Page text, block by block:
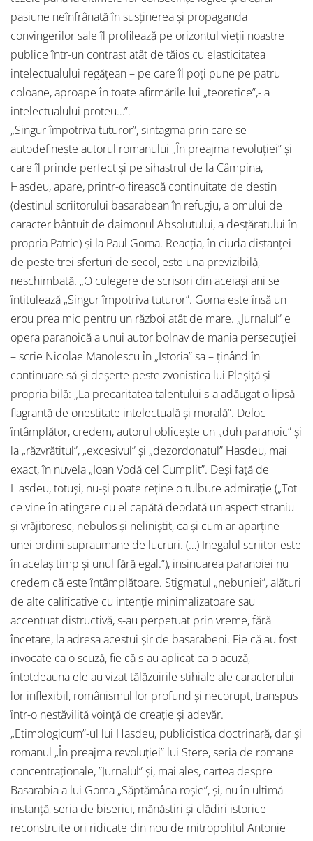
pasiune neînfrânată în susţinerea şi propaganda
convingerilor sale îl profilează pe orizontul vieţii noastre
publice într-un contrast atât de tăios cu elasticitatea
intelectualului regăţean – pe care îl poţi pune pe patru
coloane, aproape în toate afirmările lui „teoretice”,- a
intelectualului proteu…”.
„Singur împotriva tuturor”, sintagma prin care se
autodefinește autorul romanului „În preajma revoluției” și
care îl prinde perfect și pe sihastrul de la Câmpina,
Hasdeu, apare, printr-o firească continuitate de destin
(destinul scriitorului basarabean în refugiu, a omului de
caracter bântuit de daimonul Absolutului, a desțăratului în
propria Patrie) și la Paul Goma. Reacția, în ciuda distanței
de peste trei sferturi de secol, este una previzibilă,
neschimbată. „O culegere de scrisori din aceiași ani se
întitulează „Singur împotriva tuturor”. Goma este însă un
erou prea mic pentru un război atât de mare. „Jurnalul” e
opera paranoică a unui autor bolnav de mania persecuției
– scrie Nicolae Manolescu în „Istoria” sa – ținând în
continuare să-și deșerte peste zvonistica lui Pleșiță și
propria bilă: „La precaritatea talentului s-a adăugat o lipsă
flagrantă de onestitate intelectuală și morală”. Deloc
întâmplător, credem, autorul oblicește un „duh paranoic” și
la „răzvrătitul”, „excesivul” și „dezordonatul” Hasdeu, mai
exact, în nuvela „Ioan Vodă cel Cumplit”. Deși față de
Hasdeu, totuși, nu-și poate reține o tulbure admirație („Tot
ce vine în atingere cu el capătă deodată un aspect straniu
și vrăjitoresc, nebulos și neliniștit, ca și cum ar aparține
unei ordini supraumane de lucruri. (…) Inegalul scriitor este
în acelaș timp și unul fără egal.”), insinuarea paranoiei nu
credem că este întâmplătoare. Stigmatul „nebuniei”, alături
de alte calificative cu intenție minimalizatoare sau
accentuat distructivă, s-au perpetuat prin vreme, fără
încetare, la adresa acestui șir de basarabeni. Fie că au fost
invocate ca o scuză, fie că s-au aplicat ca o acuză,
întotdeauna ele au vizat tălăzuirile stihiale ale caracterului
lor inflexibil, românismul lor profund și necorupt, transpus
într-o nestăvilită voință de creație și adevăr.
„Etimologicum”-ul lui Hasdeu, publicistica doctrinară, dar și
romanul „În preajma revoluției” lui Stere, seria de romane
concentraționale, ”Jurnalul” și, mai ales, cartea despre
Basarabia a lui Goma „Săptămâna roșie”, și, nu în ultimă
instanță, seria de biserici, mănăstiri și clădiri istorice
reconstruite ori ridicate din nou de mitropolitul Antonie